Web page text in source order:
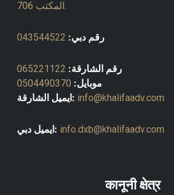
رقم دبي: 043544522
رقم الشارقة: 065221122
موبايل: 0504490370
ايميل الشارقة: info@khalifaadv.com
ايميل دبي: info.dxb@khalifaadv.com
कानूनी क्षेत्र